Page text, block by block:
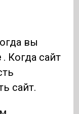
вы
. Когда сайт
сайт.